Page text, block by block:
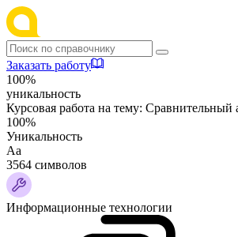
Заказать работу
100%
уникальность
Курсовая работа на тему: Сравнительный
100%
Уникальность
Аа
3564 символов
Информационные технологии